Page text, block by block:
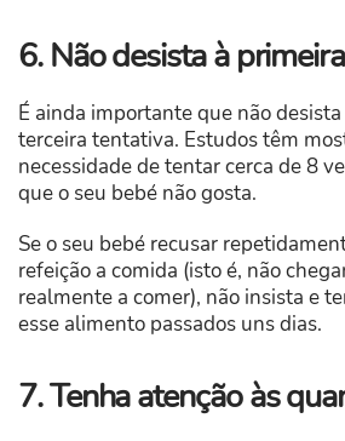
6. Não desista à primeira
É ainda importante que não
terceira tentativa. Estudos têm
necessidade de tentar cerca de 8
que o seu bebé não gosta.
Se o seu bebé recusar
refeição a comida (isto é, não
realmente a comer), não insista e
esse alimento passados uns dias.
7. Tenha atenção às